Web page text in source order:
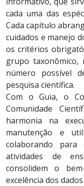
cada uma das
Cada capítulo
cuidados e manejo
os critérios
grupo
número possível
pesquisa científica.
Com o Guia, o
Comunidade
harmonia na
manutenção e
colaborando
atividades de
consolidem o
excelência dos